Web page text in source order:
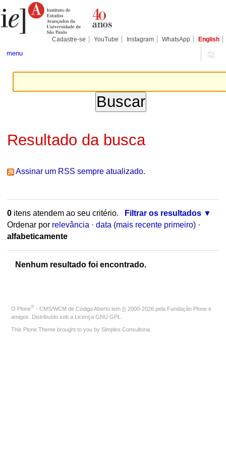
para
conteúdo.
Pessoais
Cadastre-se YouTube Instagram WhatsApp English
menu
Resultado da busca
Assinar um RSS sempre atualizado.
0itens atendem ao seu critério.
Filtrar os resultados
Ordenar por relevância · data (mais recente primeiro) ·
alfabeticamente
Nenhum resultado foi encontrado.
O Plone® - CMS/WCM de Código Aberto tem © 2000-2026 pela Fundação Plone e
amigos. Distribuído sob a Licença GNU GPL
This Plone Theme brought to you by Simples Consultoria